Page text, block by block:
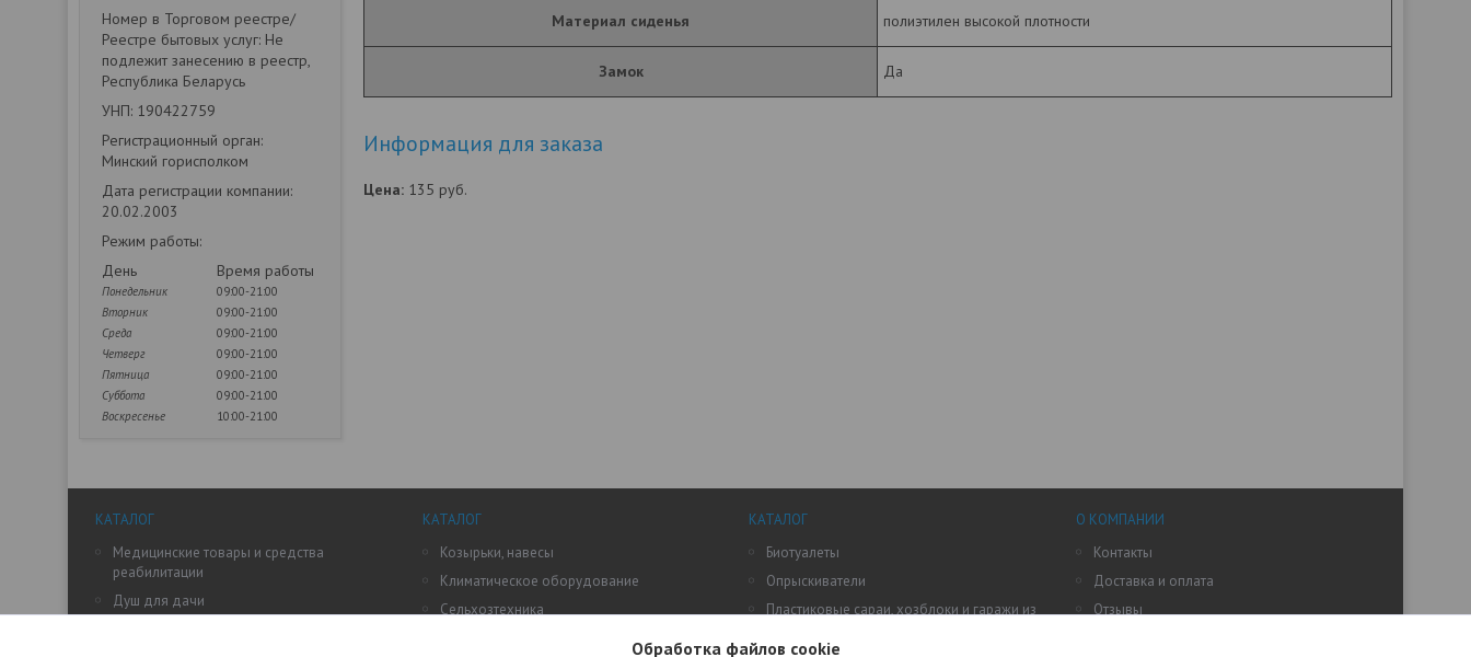
Номер в Торговом реестре/
Реестре бытовых услуг: Не
подлежит занесению в реестр,
Республика Беларусь
УНП: 190422759
Регистрационный орган:
Минский горисполком
Дата регистрации компании:
20.02.2003
Режим работы:
День
Время работы
Понедельник
09:00-21:00
Вторник
09:00-21:00
Среда
09:00-21:00
Четверг
09:00-21:00
Пятница
09:00-21:00
Суббота
09:00-21:00
Воскресенье
10:00-21:00
Материал сиденья полиэтилен высокой плотности
Замок Да
Информация для заказа
Цена: 135 руб.
КАТАЛОГ
Медицинские товары и средства
реабилитации
Душ для дачи
КАТАЛОГ
Козырьки, навесы
Климатическое оборудование
Сельхозтехника
КАТАЛОГ
Биотуалеты
Опрыскиватели
Пластиковые сараи, хозблоки и гаражи из
О КОМПАНИИ
Контакты
Доставка и оплата
Отзывы
Обработка файлов cookie